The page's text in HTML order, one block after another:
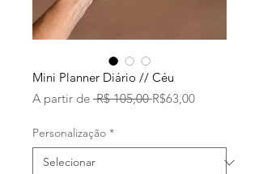
Mini Planner Diário // Céu
A partir de R$ 105,00 Preço
R$63,00Preço
Personalização *